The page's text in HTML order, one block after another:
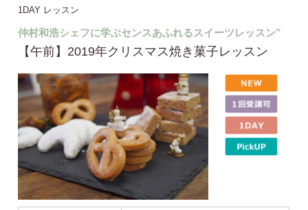
1DAY レッスン
仲村和浩シェフに学ぶセンスあふれるスイーツレッスン”
【午前】2019年クリスマス焼き菓子レッスン